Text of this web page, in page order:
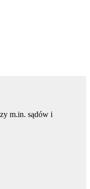
m.in. sądów i